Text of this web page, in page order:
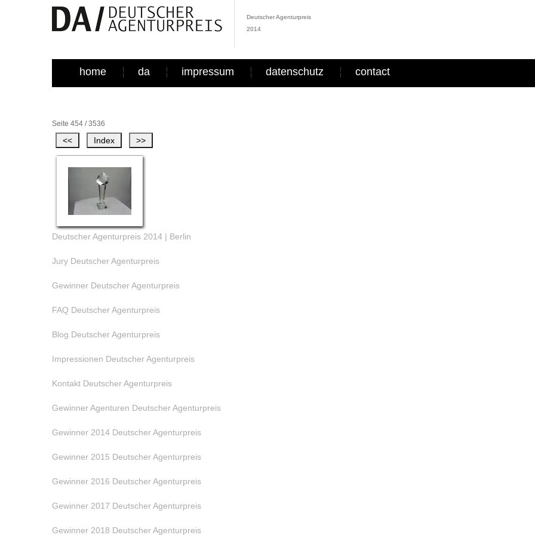
Deutscher Agenturpreis
2014
home da impressum datenschutz contact
Seite 454 / 3536
Deutscher Agenturpreis 2014 | Berlin
Jury Deutscher Agenturpreis
Gewinner Deutscher Agenturpreis
FAQ Deutscher Agenturpreis
Blog Deutscher Agenturpreis
Impressionen Deutscher Agenturpreis
Kontakt Deutscher Agenturpreis
Gewinner Agenturen Deutscher Agenturpreis
Gewinner 2014 Deutscher Agenturpreis
Gewinner 2015 Deutscher Agenturpreis
Gewinner 2016 Deutscher Agenturpreis
Gewinner 2017 Deutscher Agenturpreis
Gewinner 2018 Deutscher Agenturpreis